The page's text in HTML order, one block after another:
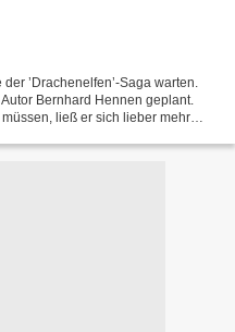
’Drachenelfen’-Saga warten.
Bernhard Hennen geplant.
ließ er sich lieber mehr